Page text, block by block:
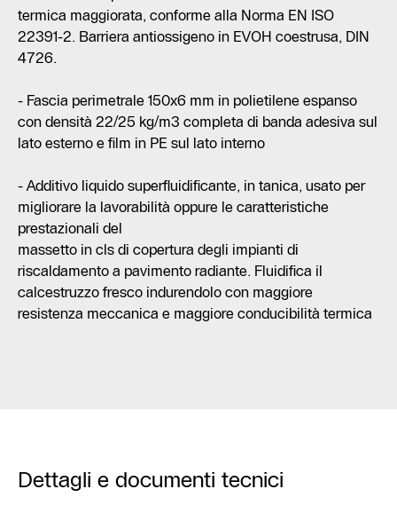
termica maggiorata, conforme alla Norma EN ISO
22391-2. Barriera antiossigeno in EVOH coestrusa, DIN
4726.
- Fascia perimetrale 150x6 mm in polietilene espanso
con densità 22/25 kg/m3 completa di banda adesiva sul
lato esterno e film in PE sul lato interno
- Additivo liquido superfluidificante, in tanica, usato per
migliorare la lavorabilità oppure le caratteristiche
prestazionali del
massetto in cls di copertura degli impianti di
riscaldamento a pavimento radiante. Fluidifica il
calcestruzzo fresco indurendolo con maggiore
resistenza meccanica e maggiore conducibilità termica
Dettagli e documenti tecnici